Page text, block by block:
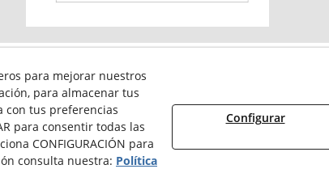
d’Ocupació de Catalunya i amb el cofinançament del Fons
2026 Reiserpack - Todos los derechos reservados.
para mejorar nuestros
para almacenar tus
con tus preferencias
para consentir todas las
CONFIGURACIÓN para
consulta nuestra: Política
Configurar